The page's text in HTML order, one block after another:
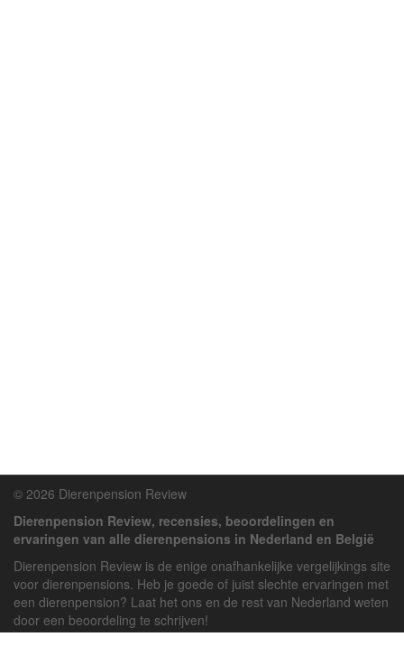
© 2026 Dierenpension Review
Dierenpension Review, recensies, beoordelingen en
ervaringen van alle dierenpensions in Nederland en België
Dierenpension Review is de enige onafhankelijke vergelijkings site
voor dierenpensions. Heb je goede of juist slechte ervaringen met
een dierenpension? Laat het ons en de rest van Nederland weten
door een beoordeling te schrijven!